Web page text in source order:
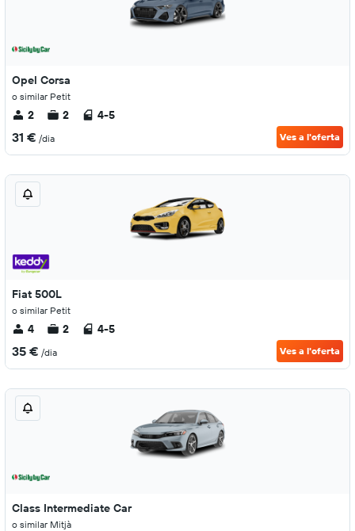
Opel Corsa
o similar Petit
2 2 4-5
31 € /dia Ves a l'oferta
Fiat 500L
o similar Petit
4 2 4-5
35 € /dia Ves a l'oferta
Class Intermediate Car
o similar Mitjà